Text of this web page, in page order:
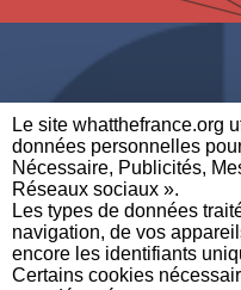
Le site whatthefrance.org
données personnelles
Nécessaire, Publicités,
Réseaux sociaux ». ​
Les types de données
navigation, de vos
encore les identifiants
Certains cookies
A
PARTENAIRES